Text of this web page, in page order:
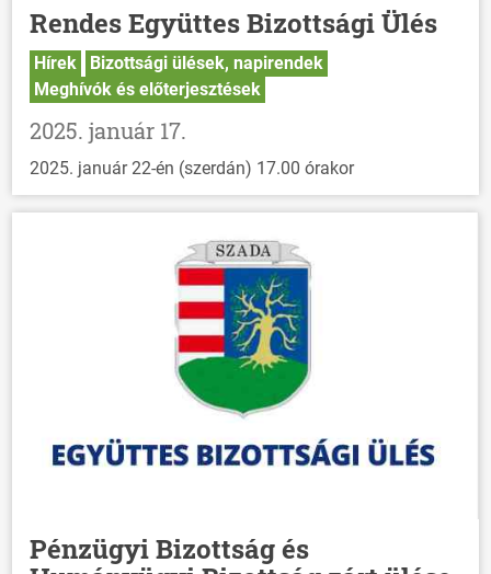
Rendes Együttes Bizottsági Ülés
Hírek
Bizottsági ülések, napirendek
Meghívók és előterjesztések
2025. január 17.
2025. január 22-én (szerdán) 17.00 órakor
Pénzügyi Bizottság és